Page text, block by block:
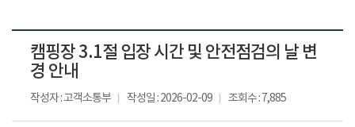
캠핑장 3.1절 입장 시간 및 안전점검의 날 변
경 안내
작성자 : 고객소통부 작성일 : 2026-02-09 조회수 : 7,885